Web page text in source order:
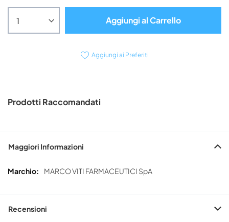
Aggiungi al Carrello
Aggiungi ai Preferiti
Prodotti Raccomandati
Maggiori Informazioni
Maggiori
MARCO VITI FARMACEUTICI SpA
Recensioni